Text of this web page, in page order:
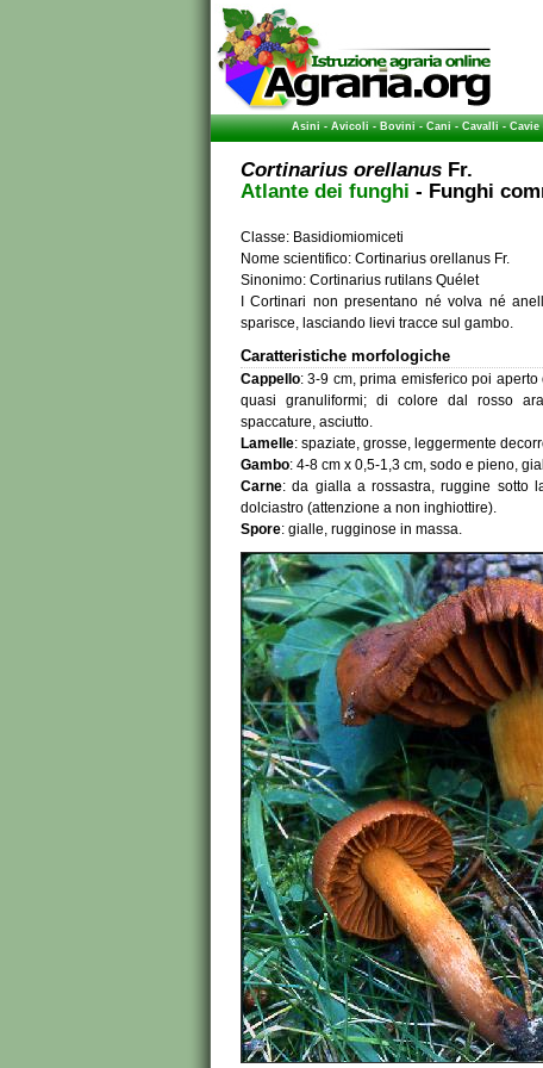
Asini-Avicoli-Bovini-Cani-Cavalli-Cavie
Cortinarius orellanus Fr.
Atlante dei funghi - Funghi
Classe: Basidiomiomiceti
Nome scientifico: Cortinarius orellanus Fr.
Sinonimo: Cortinarius rutilans Quélet
I Cortinari non presentano né volva né
sparisce, lasciando lievi tracce sul gambo.
Caratteristiche morfologiche
Cappello: 3-9 cm, prima emisferico poi
quasi granuliformi; di colore dal rosso
spaccature, asciutto.
Lamelle: spaziate, grosse, leggermente
Gambo: 4-8 cm x 0,5-1,3 cm, sodo e pieno,
Carne: da gialla a rossastra, ruggine sotto
dolciastro (attenzione a non inghiottire).
Spore: gialle, rugginose in massa.